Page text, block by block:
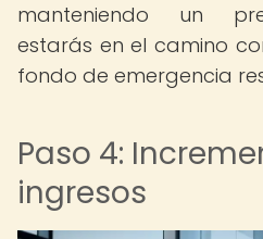
manteniendo un
estarás en el camino
fondo de emergencia
Paso 4:
ingresos